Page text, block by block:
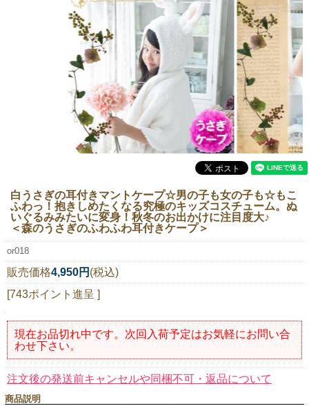
白うさぎの耳付きマントケープ☆男の子も女の子も☆もこ
ふわっ！抱きしめたくなる究極のキッズコスチューム。ぬ
いぐるみみたいに変身！秋冬のお出かけに注目度大♪
＜森のうさぎのふわふわ耳付きケープ＞
or018
販売価格4,950円 (税込)
[743ポイント進呈 ]
現在お品切れ中です。次回入荷予定はお気軽にお問い合
わせ下さい。
注文後の発送前キャンセルや同梱不可・返品について
商品説明
ショッピングインフォメーション
会社概要
お支払・送料
返品・交換
サイズの測り方
よくあるご質問
レビューを見る
マイページログイン
お問い合わせ
0120-221-040
電話受付時間：月～金10:00~16:00 ※祝日除く